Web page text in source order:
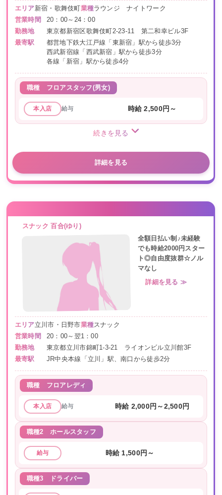
エリア新宿・歌舞伎町業種ラウンジ ナイトワーク
営業時間
20：00～24：00
勤務地
東京都新宿区歌舞伎町2-23-11 第二和幸ビル3F
最寄駅
都営地下鉄大江戸線「東新宿」駅から徒歩3分
西武新宿線「西武新宿」駅から徒歩3分
各線「新宿」駅から徒歩4分
職種 フロアスタッフ(男女)
本入店 給与 時給 2,500円～
続きを見る
詳細を見る
スナック 百合(ゆり)
全額日払い制♪未経験
でも時給2000円スター
ト◎自由度抜群☆ノル
マなし
詳細を見る ≫
エリア立川市・日野市業種スナック
営業時間
20：00～翌1：00
勤務地
東京都立川市錦町1-3-21 ライオンビル立川館3F
最寄駅
JR中央本線「立川」駅、南口から徒歩2分
職種 フロアレディ
本入店 給与 時給 2,000円～2,500円
職種2 ホールスタッフ
給与 時給 1,500円～
職種3 ドライバー